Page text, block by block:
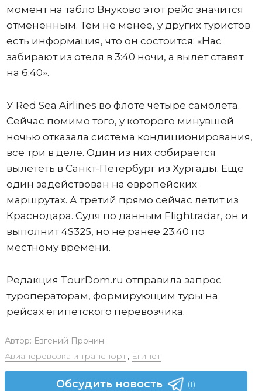
момент на табло Внуково этот рейс значится
отмененным. Тем не менее, у других туристов
есть информация, что он состоится: «Нас
забирают из отеля в 3:40 ночи, а вылет ставят
на 6:40».
У Red Sea Airlines во флоте четыре самолета.
Сейчас помимо того, у которого минувшей
ночью отказала система кондиционирования,
все три в деле. Один из них собирается
вылететь в Санкт-Петербург из Хургады. Еще
один задействован на европейских
маршрутах. А третий прямо сейчас летит из
Краснодара. Судя по данным Flightradar, он и
выполнит 4S325, но не ранее 23:40 по
местному времени.
Редакция TourDom.ru отправила запрос
туроператорам, формирующим туры на
рейсах египетского перевозчика.
Автор: Евгений Пронин
Авиаперевозка и транспорт, Египет
Обсудить новость (1)